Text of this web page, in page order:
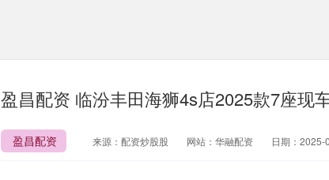
盈昌配资 临汾丰田海狮4s店2025款7座现
盈昌配资 来源：配资炒股股 网站：华融配资 日期：